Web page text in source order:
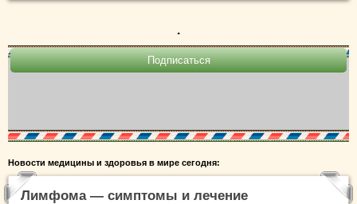
.
Новости медицины и здоровья в мире сегодня:
Лимфома — симптомы и лечение